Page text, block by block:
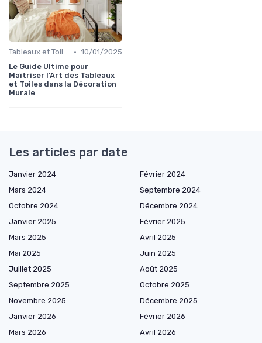
Tableaux et Toiles • 10/01/2025
Le Guide Ultime pour
Maîtriser l'Art des Tableaux
et Toiles dans la Décoration
Murale
Les articles par date
Janvier 2024
Février 2024
Mars 2024
Septembre 2024
Octobre 2024
Décembre 2024
Janvier 2025
Février 2025
Mars 2025
Avril 2025
Mai 2025
Juin 2025
Juillet 2025
Août 2025
Septembre 2025
Octobre 2025
Novembre 2025
Décembre 2025
Janvier 2026
Février 2026
Mars 2026
Avril 2026